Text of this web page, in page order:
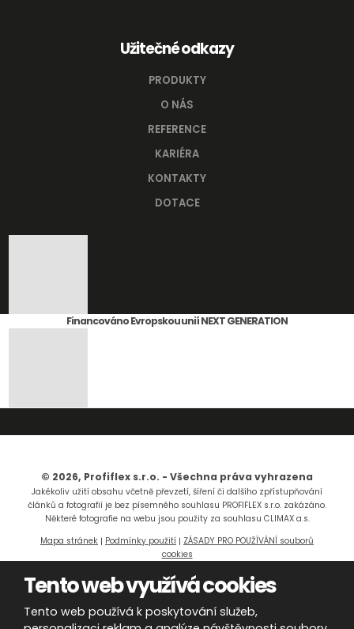
Užitečné odkazy
PRODUKTY
O NÁS
REFERENCE
KARIÉRA
KONTAKTY
DOTACE
Financováno Evropskou unií NEXT GENERATION
© 2026, Profiflex s.r.o. - Všechna práva vyhrazena
Jakékoliv užití obsahu včetně převzetí, šíření či dalšího zpřístupňování
článků a fotografií je bez písemného souhlasu PROFIFLEX s.r.o. zakázáno.
Některé fotografie na webu jsou použity za souhlasu CLIMAX a.s.
Mapa stránek | Podmínky použití | ZÁSADY PRO POUŽÍVÁNÍ souborů
cookies
Tento web využívá cookies
Tento web používá k poskytování služeb,